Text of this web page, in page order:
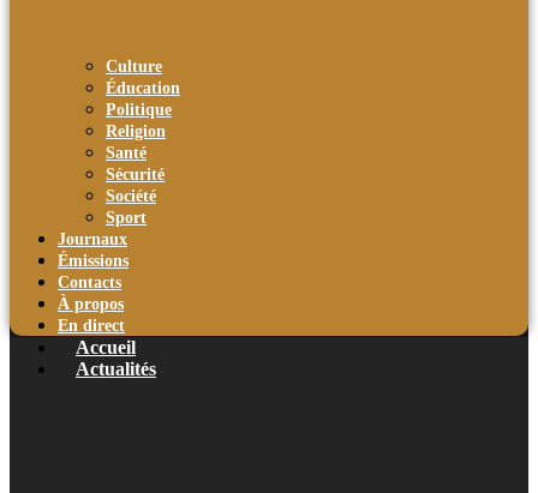
Culture
Éducation
Politique
Religion
Santé
Sécurité
Société
Sport
Journaux
Émissions
Contacts
À propos
En direct
Accueil
Actualités